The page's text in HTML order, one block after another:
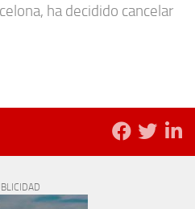
ha decidido cancelar